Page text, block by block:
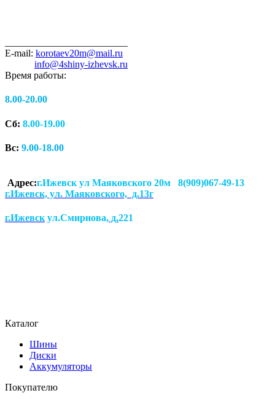
E-mail: korotaev20m@mail.ru
info@4shiny-izhevsk.ru
Время работы:
8.00-20.00
Сб: 8.00-19.00
Вс: 9.00-18.00
Адрес:г.Ижевск ул Маяковского 20м 8(909)067-49-13
г.Ижевск, ул. Маяковского, д.13г
г.Ижевск ул.Смирнова, д.221
Каталог
Шины
Диски
Аккумуляторы
Покупателю